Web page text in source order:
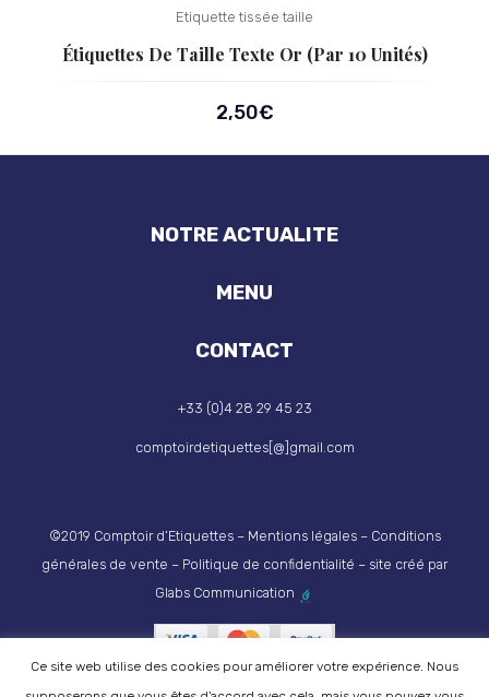
Etiquette tissée taille
Étiquettes De Taille Texte Or (par 10 Unités)
2,50€
NOTRE ACTUALITE
MENU
CONTACT
+33 (0)4 28 29 45 23
comptoirdetiquettes[@]gmail.com
©2019 Comptoir d’Etiquettes – Mentions légales– Conditions
générales de vente – Politique de confidentialité – site créé par
Glabs Communication
Ce site web utilise des cookies pour améliorer votre expérience. Nous